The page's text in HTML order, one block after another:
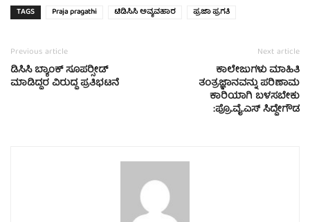
TAGS Praja pragathi ಟಿಡಿಸಿಸಿ ಅವ್ಯವಹಾರ ಪ್ರಜಾ ಪ್ರಗತಿ
Previous article
ಡಿಸಿಸಿ ಬ್ಯಾಂಕ್ ಸೂಪರ್‍ಸೀಡ್
ಮಾಡಿದ್ದರ ವಿರುದ್ಧ ಪ್ರತಿಭಟನೆ
Next article
ಕಾಲೇಜುಗಳು ಮಾಹಿತಿ
ತಂತ್ರಜ್ಞಾನವನ್ನು ಪರಿಣಾಮ
ಕಾರಿಯಾಗಿ ಬಳಸಬೇಕು
:ಪ್ರೊ.ವೈ.ಎಸ್ ಸಿದ್ದೇಗೌಡ